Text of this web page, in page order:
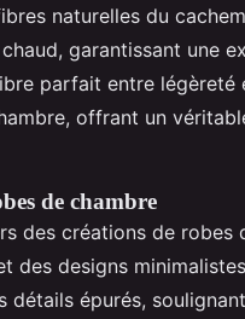
naturelles du
garantissant une
parfait entre légèreté
offrant un
de chambre
des créations de robes
des designs
épurés,